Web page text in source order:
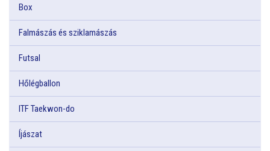
Box
Falmászás és sziklamászás
Futsal
Hőlégballon
ITF Taekwon-do
Íjászat